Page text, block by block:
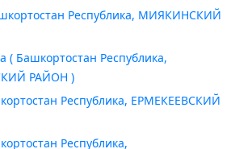
Республика, МИЯКИНСКИЙ
( Башкортостан Республика,
РАЙОН )
Республика, ЕРМЕКЕЕВСКИЙ
Республика,